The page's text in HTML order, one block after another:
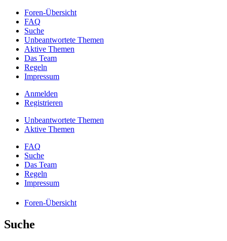
Foren-Übersicht
FAQ
Suche
Unbeantwortete Themen
Aktive Themen
Das Team
Regeln
Impressum
Anmelden
Registrieren
Unbeantwortete Themen
Aktive Themen
FAQ
Suche
Das Team
Regeln
Impressum
Foren-Übersicht
Suche